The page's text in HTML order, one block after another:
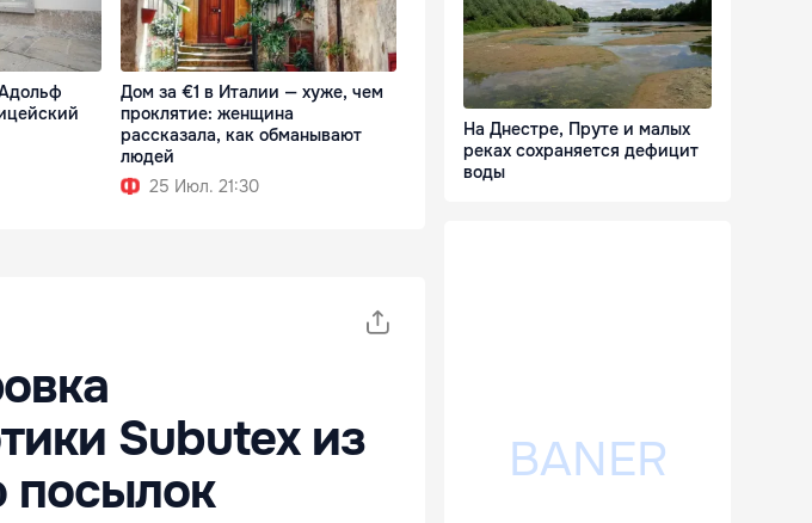
Дом за €1 в Италии — хуже, чем
проклятие: женщина
рассказала, как обманывают
людей
25 Июл. 21:30
Subutex из
На Днестре, Пруте и малых
реках сохраняется дефицит
воды